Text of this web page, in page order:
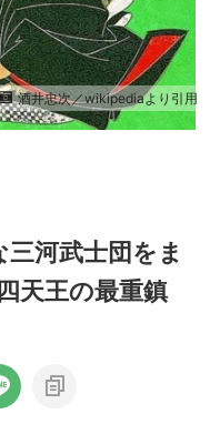
酒井忠次／wikipediaより引用
河武士団をま
天王の最重鎮